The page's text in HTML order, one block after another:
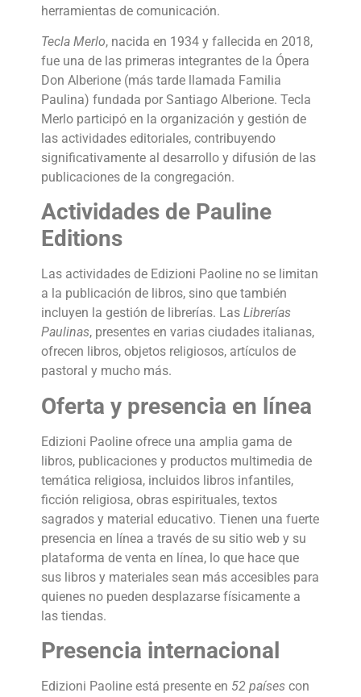
herramientas de comunicación.
Tecla Merlo, nacida en 1934 y fallecida en 2018,
fue una de las primeras integrantes de la Ópera
Don Alberione (más tarde llamada Familia
Paulina) fundada por Santiago Alberione. Tecla
Merlo participó en la organización y gestión de
las actividades editoriales, contribuyendo
significativamente al desarrollo y difusión de las
publicaciones de la congregación.
Actividades de Pauline
Editions
Las actividades de Edizioni Paoline no se limitan
a la publicación de libros, sino que también
incluyen la gestión de librerías. LasLibrerías
Paulinas, presentes en varias ciudades italianas,
ofrecen libros, objetos religiosos, artículos de
pastoral y mucho más.
Oferta y presencia en línea
Edizioni Paoline ofrece una amplia gama de
libros, publicaciones y productos multimedia de
temática religiosa, incluidos libros infantiles,
ficción religiosa, obras espirituales, textos
sagrados y material educativo. Tienen una fuerte
presencia en línea a través de su sitio web y su
plataforma de venta en línea, lo que hace que
sus libros y materiales sean más accesibles para
quienes no pueden desplazarse físicamente a
las tiendas.
Presencia internacional
Edizioni Paoline está presente en 52 países con